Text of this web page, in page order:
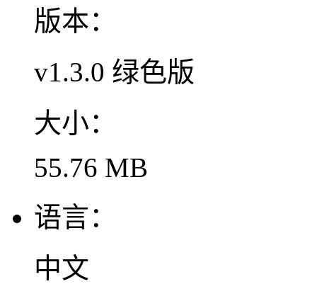
版本：
v1.3.0 绿色版
大小：
55.76 MB
语言：
中文